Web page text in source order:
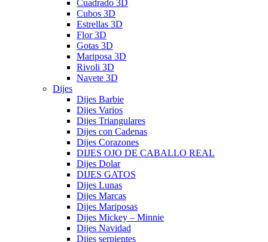
Cuadrado 3D
Cubos 3D
Estrellas 3D
Flor 3D
Gotas 3D
Mariposa 3D
Rivoli 3D
Navete 3D
Dijes
Dijes Barbie
Dijes Varios
Dijes Triangulares
Dijes con Cadenas
Dijes Corazones
DIJES OJO DE CABALLO REAL
Dijes Dolar
DIJES GATOS
Dijes Lunas
Dijes Marcas
Dijes Mariposas
Dijes Mickey – Minnie
Dijes Navidad
Dijes serpientes